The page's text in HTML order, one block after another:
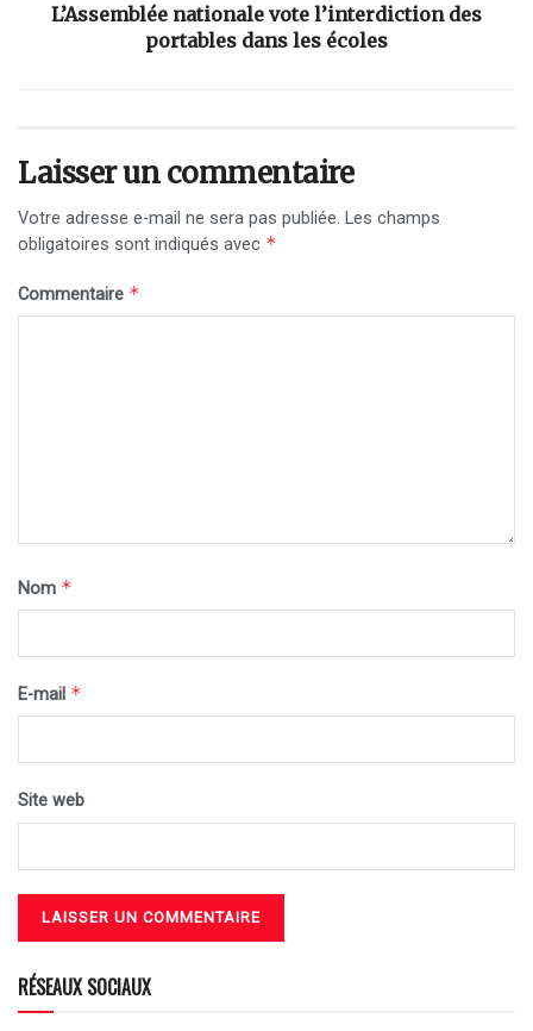
L’Assemblée nationale vote l’interdiction des
portables dans les écoles
Laisser un commentaire
Votre adresse e-mail ne sera pas publiée. Les champs
obligatoires sont indiqués avec *
Commentaire *
Nom *
E-mail *
Site web
RÉSEAUX SOCIAUX